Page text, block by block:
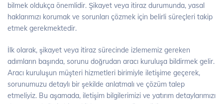
bilmek oldukça önemlidir. Şikayet veya itiraz durumunda, yasal
haklarımızı korumak ve sorunları çözmek için belirli süreçleri takip
etmek gerekmektedir.
İlk olarak, şikayet veya itiraz sürecinde izlememiz gereken
adımların başında, sorunu doğrudan aracı kuruluşa bildirmek gelir.
Aracı kuruluşun müşteri hizmetleri birimiyle iletişime geçerek,
sorunumuzu detaylı bir şekilde anlatmalı ve çözüm talep
etmeliyiz. Bu aşamada, iletişim bilgilerimizi ve yatırım detaylarımızı